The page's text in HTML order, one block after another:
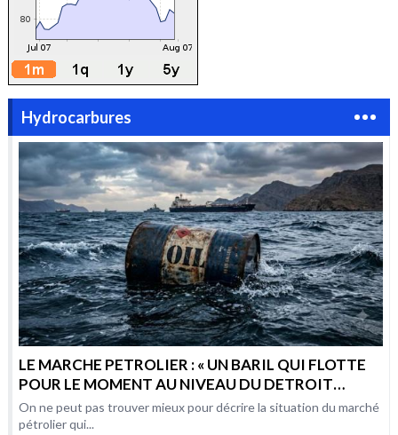
Hydrocarbures
LE MARCHE PETROLIER : « UN BARIL QUI FLOTTE
POUR LE MOMENT AU NIVEAU DU DETROIT
D’HORMUZ, MAIS QUI RISQUE AUSSI BIEN DE
COULER QUE D’EXPLOSER »
On ne peut pas trouver mieux pour décrire la situation du marché
pétrolier qui...